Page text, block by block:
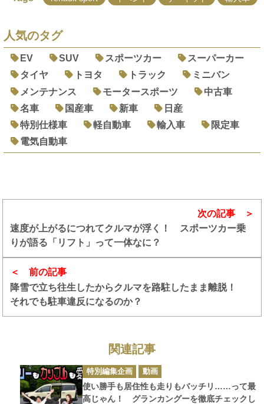
人気のタグ
EV SUV スポーツカー
スーパーカー
タイヤ
トヨタ トラック
ミニバン
メンテナンス
モータースポーツ
中古車
名車
国産車 新車
日産
特別仕様車
軽自動車 輸入車
限定車
電気自動車
前の記事
降雪で立ち往生したからクルマを路駐したまま離脱！
それでも駐車違反になるのか？
次の記事
速度が上がるにつれてクルマが浮く！ スポーツカー乗
りが語る「リフト」って一体なに？
関連記事
カ
テ
ゴ
リ
ー
特別編集企画 動画
使い勝手も居住性も走りもバッチリ……って最
高じゃん！ グランカングーを徹底チェックし